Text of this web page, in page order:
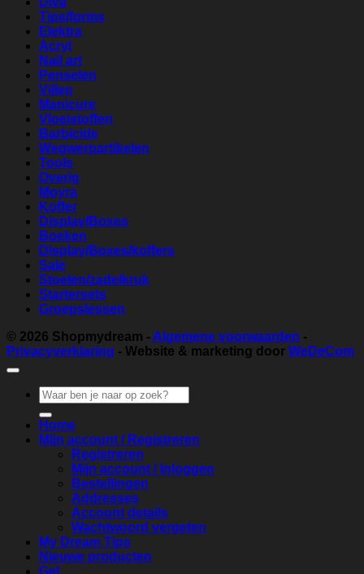
Tips/forms
Elektra
Acryl
Nail art
Penselen
Vijlen
Manicure
Vloeistoffen
Barbicide
Wegwerpartikelen
Tools
Overig
Moyra
Koffer
Display/Boxes
Boeken
Display/Boxes/koffers
Sale
Stoelen/zadelkruk
Startersets
Groepslessen
© 2026 Shopmydream - Algemene voorwaarden -
Privacyverklaring - Website & marketing door WeDeCom
Zoeken
naar:
Home
Mijn account / Registreren
Registreren
Mijn account / Inloggen
Bestellingen
Addresses
Account details
Wachtwoord vergeten
My Dream Tips
Nieuwe producten